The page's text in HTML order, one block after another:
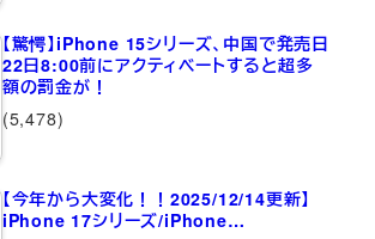
【驚愕】iPhone 15シリーズ、中国で発売日
22日8:00前にアクティベートすると超多
額の罰金が！
(5,478)
【今年から大変化！！2025/12/14更新】
iPhone 17シリーズ/iPhone…